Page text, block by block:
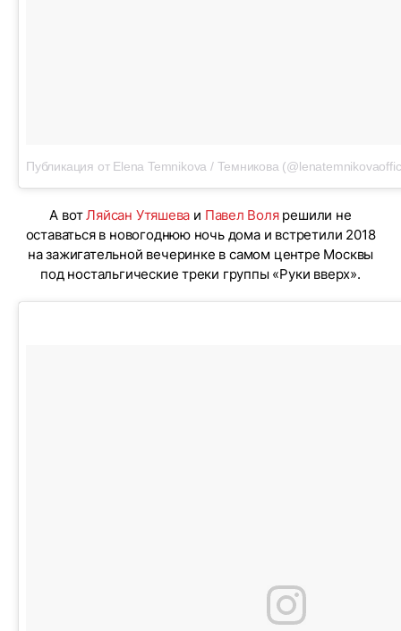
Публикация от Elena Temnikova / Темникова
А вотЛяйсан Утяшева и Павел Волярешили не
оставаться в новогоднюю ночь дома и встретили 2018
на зажигательной вечеринке в самом центре Москвы
под ностальгические треки группы «Руки вверх».